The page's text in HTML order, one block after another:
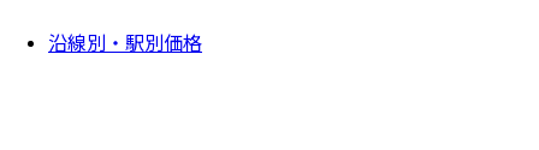
沿線別・駅別価格